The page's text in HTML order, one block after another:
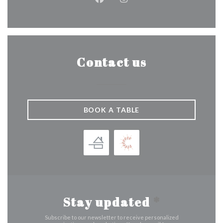
Facebook ((opens in a new
Instagram ((opens in a
Contact us
BOOK A TABLE
Stay updated
Subscribe to our newsletter to receive personalized